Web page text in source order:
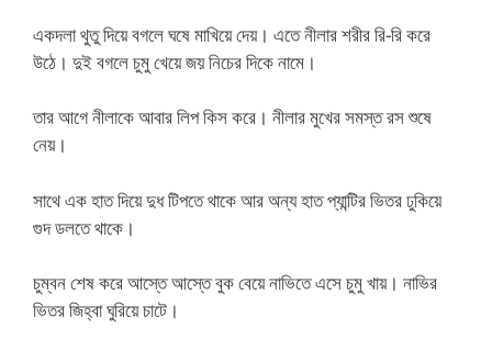
একদলা থুতু দিয়ে বগলে ঘষে মাখিয়ে দেয়। এতে নীলার শরীর রি-রি করে
উঠে। দুই বগলে চুমু খেয়ে জয় নিচের দিকে নামে।
তার আগে নীলাকে আবার লিপ কিস করে। নীলার মুখের সমস্ত রস শুষে
নেয়।
সাথে এক হাত দিয়ে দুধ টিপতে থাকে আর অন্য হাত প্যান্টির ভিতর ঢুকিয়ে
গুদ ডলতে থাকে।
চুম্বন শেষ করে আস্তে আস্তে বুক বেয়ে নাভিতে এসে চুমু খায়। নাভির
ভিতর জিহ্বা ঘুরিয়ে চাটে।